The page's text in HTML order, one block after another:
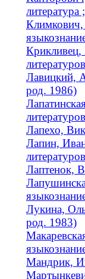
Климкович,
Крикливец,
Лавицкий,
род. 1986)
Лапехо,
Лапин,
Лаптенок,
Лукина,
род. 1983)
Мандрик,